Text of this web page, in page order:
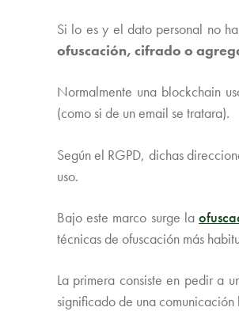
Si lo es y el dato personal no
ofuscación, cifrado o
Normalmente una blockchain
(como si de un email se tratara).
Según el RGPD, dichas
uso.
Bajo este marco surge la
técnicas de ofuscación más
La primera consiste en pedir a
significado de una